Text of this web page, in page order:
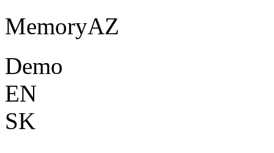
MemoryAZ
Demo
EN
SK